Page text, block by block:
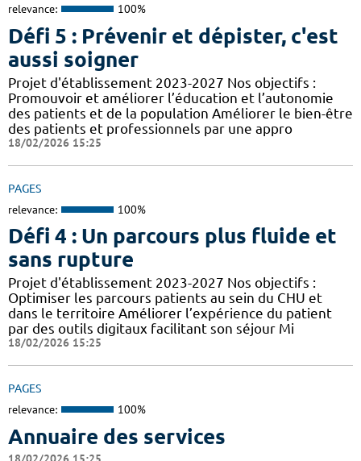
relevance: 100%
Défi 5 : Prévenir et dépister, c'est
aussi soigner
Projet d'établissement 2023-2027 Nos objectifs :
Promouvoir et améliorer l’éducation et l’autonomie
des patients et de la population Améliorer le bien-être
des patients et professionnels par une appro
18/02/2026 15:25
PAGES
relevance: 100%
Défi 4 : Un parcours plus fluide et
sans rupture
Projet d'établissement 2023-2027 Nos objectifs :
Optimiser les parcours patients au sein du CHU et
dans le territoire Améliorer l’expérience du patient
par des outils digitaux facilitant son séjour Mi
18/02/2026 15:25
PAGES
relevance: 100%
Annuaire des services